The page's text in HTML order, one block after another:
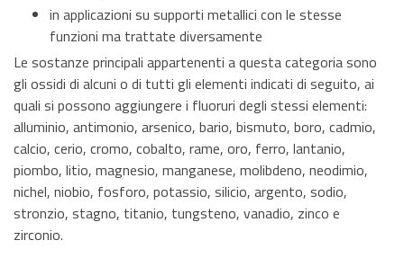
in applicazioni su supporti metallici con le stesse
funzioni ma trattate diversamente
Le sostanze principali appartenenti a questa categoria sono
gli ossidi di alcuni o di tutti gli elementi indicati di seguito, ai
quali si possono aggiungere i fluoruri degli stessi elementi:
alluminio, antimonio, arsenico, bario, bismuto, boro, cadmio,
calcio, cerio, cromo, cobalto, rame, oro, ferro, lantanio,
piombo, litio, magnesio, manganese, molibdeno, neodimio,
nichel, niobio, fosforo, potassio, silicio, argento, sodio,
stronzio, stagno, titanio, tungsteno, vanadio, zinco e
zirconio.